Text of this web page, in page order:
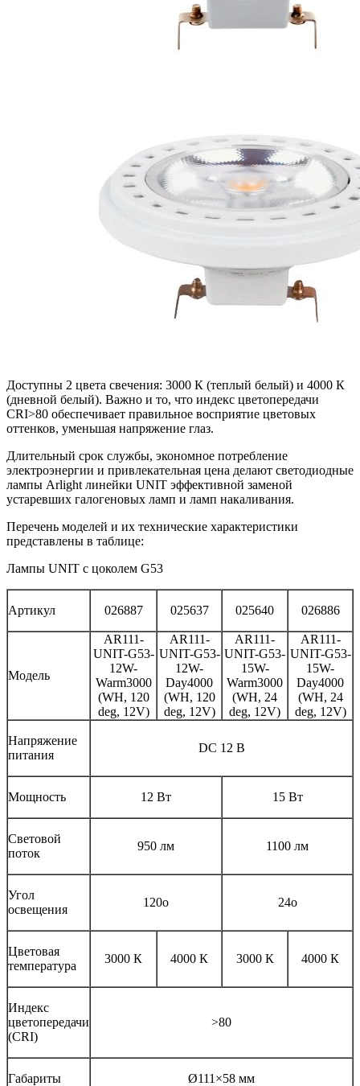
Доступны 2 цвета свечения: 3000 К (теплый белый) и 4000 К
(дневной белый). Важно и то, что индекс цветопередачи
CRI>80 обеспечивает правильное восприятие цветовых
оттенков, уменьшая напряжение глаз.
Длительный срок службы, экономное потребление
электроэнергии и привлекательная цена делают светодиодные
лампы Arlight линейки UNIT эффективной заменой
устаревших галогеновых ламп и ламп накаливания.
Перечень моделей и их технические характеристики
представлены в таблице:
Лампы UNIT с цоколем G53
Артикул 026887 025637 025640 026886
Модель
AR111-
UNIT-G53-
12W-
Warm3000
(WH, 120
deg, 12V)
AR111-
UNIT-G53-
12W-
Day4000
(WH, 120
deg, 12V)
AR111-
UNIT-G53-
15W-
Warm3000
(WH, 24
deg, 12V)
AR111-
UNIT-G53-
15W-
Day4000
(WH, 24
deg, 12V)
Напряжение
питания
DC 12 В
Мощность 12 Вт 15 Вт
Световой
поток
950 лм 1100 лм
Угол
освещения
120o 24o
Цветовая
температура
3000 К 4000 К 3000 К 4000 К
Индекс
цветопередачи
(CRI)
>80
Габариты Ø111×58 мм